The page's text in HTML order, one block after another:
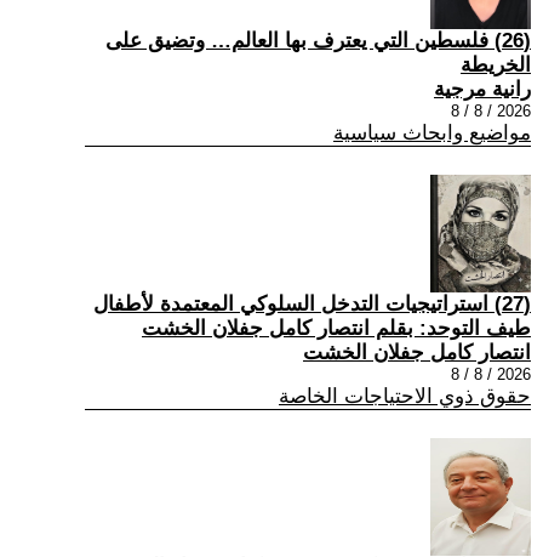
(26) فلسطين التي يعترف بها العالم… وتضيق على
الخريطة
رانية مرجية
2026 / 8 / 8
مواضيع وابحاث سياسية
(27) استراتيجيات التدخل السلوكي المعتمدة لأطفال
طيف التوحد: بقلم انتصار كامل جفلان الخشت
انتصار كامل جفلان الخشت
2026 / 8 / 8
حقوق ذوي الاحتياجات الخاصة